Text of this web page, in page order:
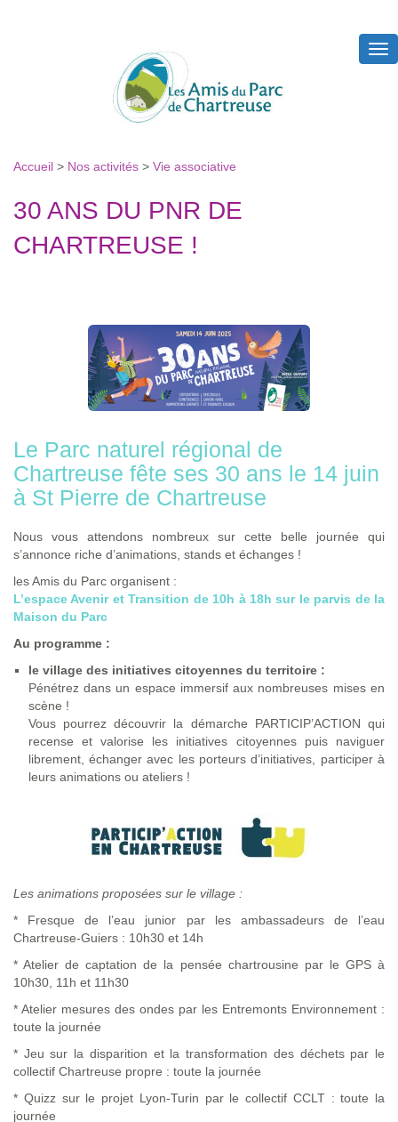
Accueil > Nos activités > Vie associative
30 ANS DU PNR DE
CHARTREUSE !
Le Parc naturel régional de
Chartreuse fête ses 30 ans le 14 juin
à St Pierre de Chartreuse
Nous vous attendons nombreux sur cette belle journée qui
s’annonce riche d’animations, stands et échanges !
les Amis du Parc organisent :
L’espace Avenir et Transition de 10h à 18h sur le parvis de la
Maison du Parc
Au programme :
le village des initiatives citoyennes du territoire :
Pénétrez dans un espace immersif aux nombreuses mises en
scène !
Vous pourrez découvrir la démarche PARTICIP’ACTION qui
recense et valorise les initiatives citoyennes puis naviguer
librement, échanger avec les porteurs d’initiatives, participer à
leurs animations ou ateliers !
Les animations proposées sur le village :
* Fresque de l’eau junior par les ambassadeurs de l’eau
Chartreuse-Guiers : 10h30 et 14h
* Atelier de captation de la pensée chartrousine par le GPS à
10h30, 11h et 11h30
* Atelier mesures des ondes par les Entremonts Environnement :
toute la journée
* Jeu sur la disparition et la transformation des déchets par le
collectif Chartreuse propre : toute la journée
* Quizz sur le projet Lyon-Turin par le collectif CCLT : toute la
journée